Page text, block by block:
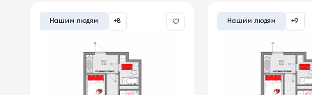
Нашим людям +8 Нашим людям +9